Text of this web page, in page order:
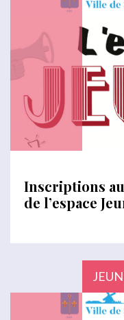
Inscriptions
de l’espace